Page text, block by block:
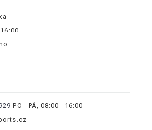
PO - PÁ, 08:00 - 16:00